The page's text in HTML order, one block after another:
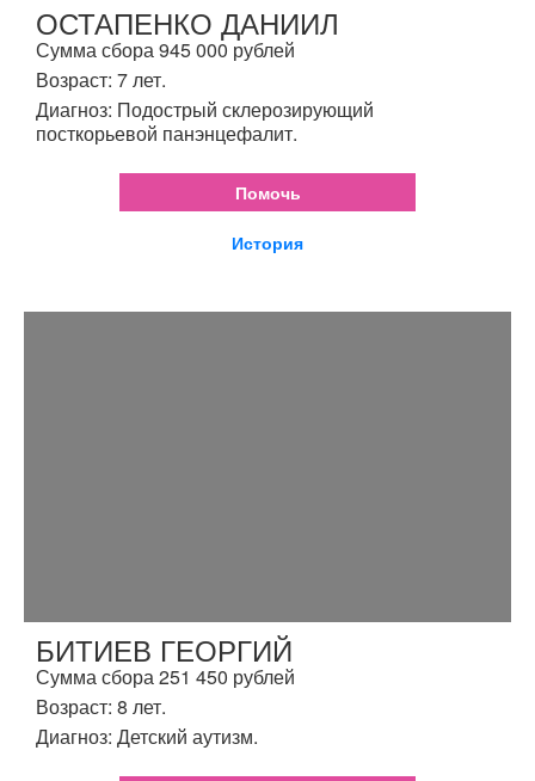
ОСТАПЕНКО ДАНИИЛ
Сумма сбора 945 000 рублей
Возраст: 7 лет.
Диагноз: Подострый склерозирующий
посткорьевой панэнцефалит.
Помочь
История
БИТИЕВ ГЕОРГИЙ
Сумма сбора 251 450 рублей
Возраст: 8 лет.
Диагноз: Детский аутизм.